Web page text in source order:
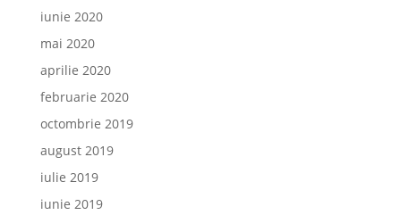
iunie 2020
mai 2020
aprilie 2020
februarie 2020
octombrie 2019
august 2019
iulie 2019
iunie 2019